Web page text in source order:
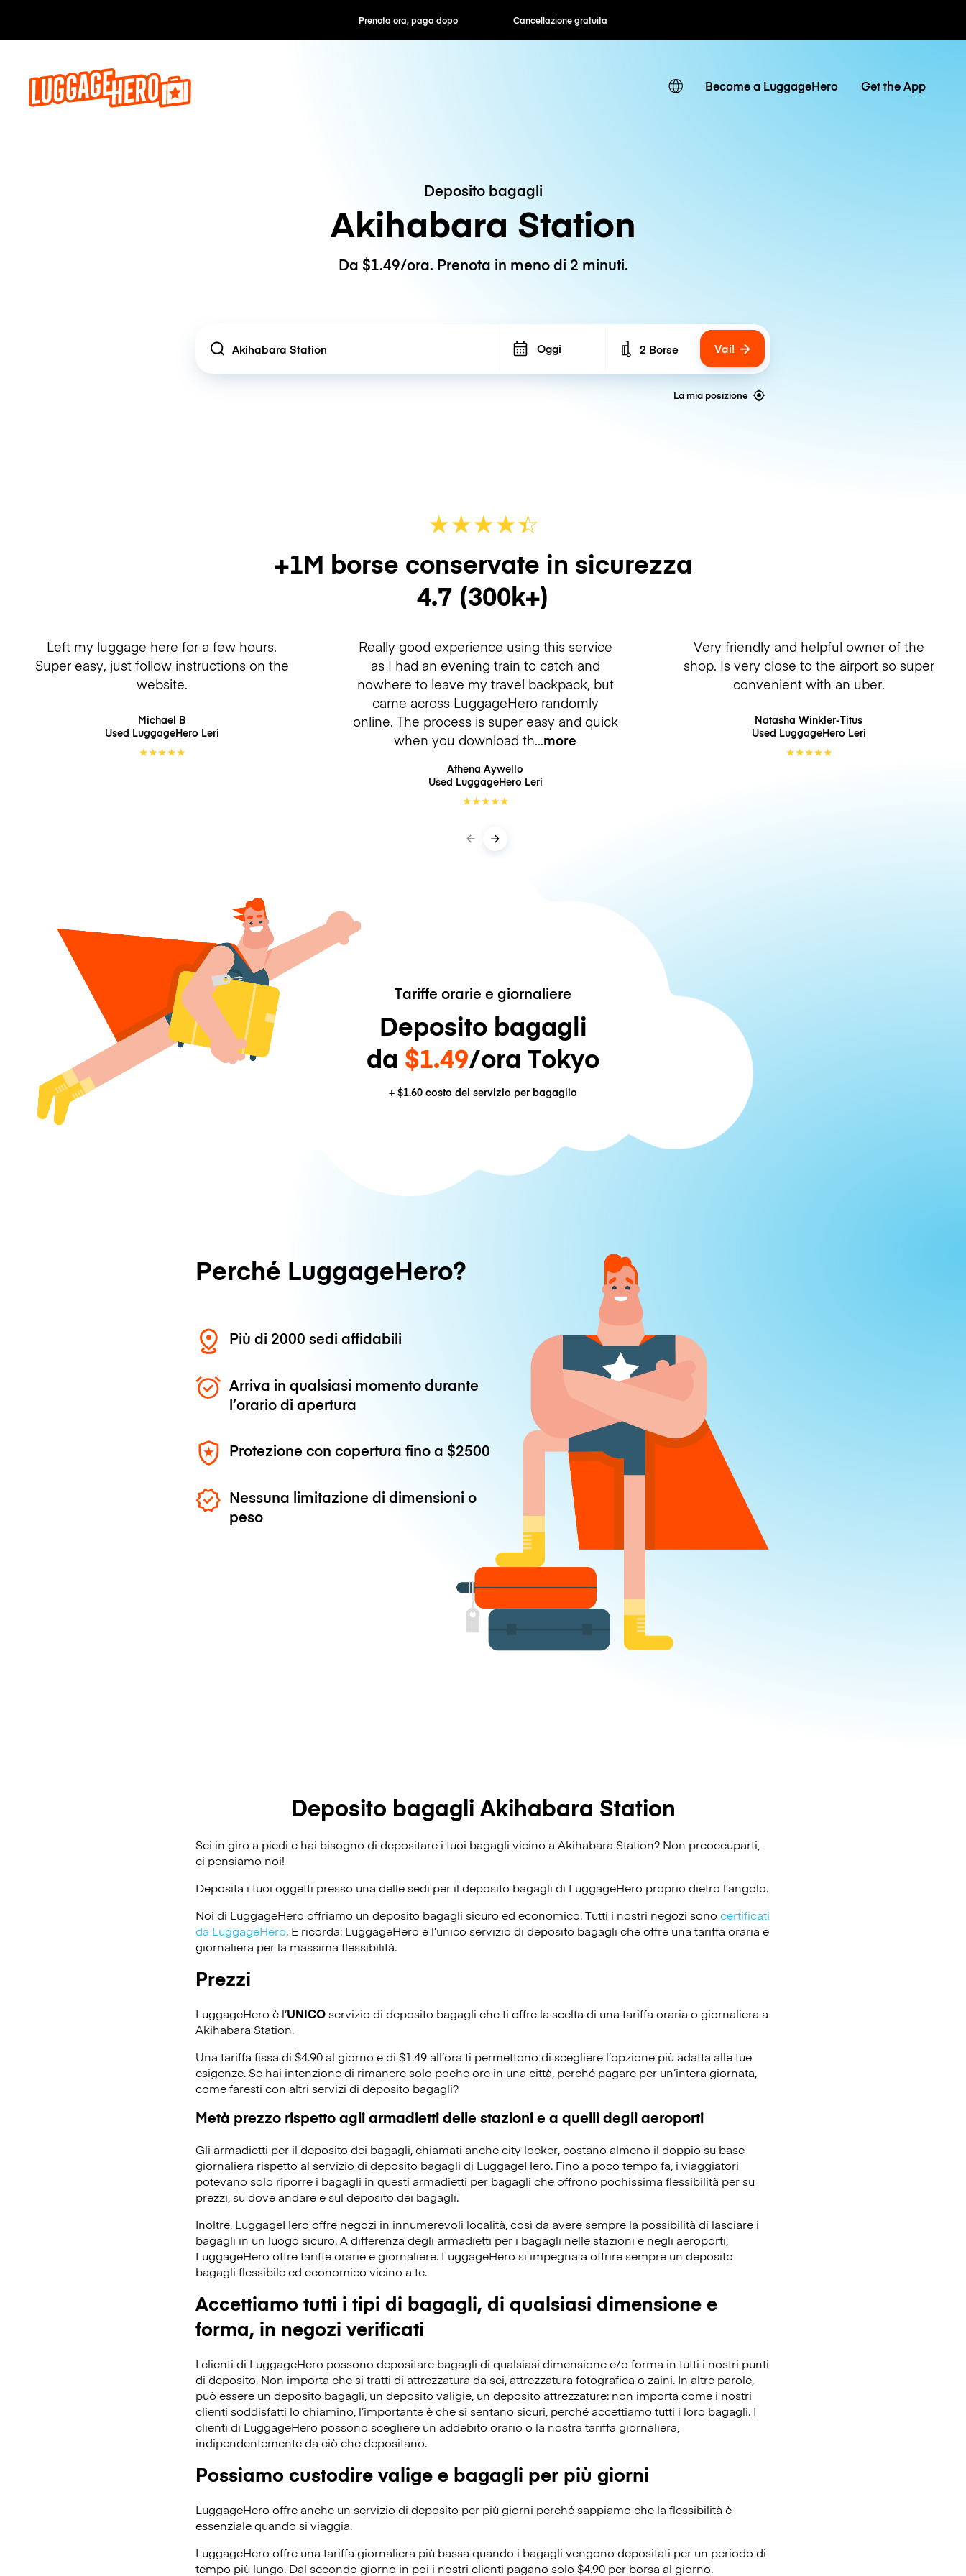
Prenota ora, paga dopo Cancellazione gratuita Tariffe orarie / giornaliere
Become a LuggageHero Get the App
Deposito bagagli
Akihabara Station
Da $1.49/ora. Prenota in meno di 2 minuti.
Location Oggi Number of bags
2 Borse Vai!
La mia posizione
★★★★☆
★
+1M borse conservate in sicurezza
4.7 (300k+)
Left my luggage here for a few hours.
Super easy, just follow instructions on the
website.
Michael B
Used LuggageHero Leri
★★★★★
Really good experience using this service
as I had an evening train to catch and
nowhere to leave my travel backpack, but
came across LuggageHero randomly
online. The process is super easy and quick
when you download th more
Athena Aywello
Used LuggageHero Leri
★★★★★
Very friendly and helpful owner of the
shop. Is very close to the airport so super
convenient with an uber.
Natasha Winkler-Titus
Used LuggageHero Leri
★★★★★
Tariffe orarie e giornaliere
Deposito bagagli
da $1.49/ora Tokyo
+ $1.60 costo del servizio per bagaglio
Perché LuggageHero?
Più di 2000 sedi affidabili
Arriva in qualsiasi momento durante
l’orario di apertura
Protezione con copertura fino a$2500
Nessuna limitazione di dimensioni o
peso
Deposito bagagli Akihabara Station
Sei in giro a piedi e hai bisogno di depositare i tuoi bagagli vicino a Akihabara Station? Non preoccuparti,
ci pensiamo noi!
Deposita i tuoi oggetti presso una delle sedi per il deposito bagagli di LuggageHero proprio dietro l’angolo.
Noi di LuggageHero offriamo un deposito bagagli sicuro ed economico. Tutti i nostri negozi sono certificati
da LuggageHero. E ricorda: LuggageHero è l’unico servizio di deposito bagagli che offre una tariffa oraria e
giornaliera per la massima flessibilità.
Prezzi
LuggageHero è l’UNICOservizio di deposito bagagli che ti offre la scelta di una tariffa oraria o giornaliera a
Akihabara Station.
Una tariffa fissa di $4.90 al giorno e di $1.49 all’ora ti permettono di scegliere l’opzione più adatta alle tue
esigenze. Se hai intenzione di rimanere solo poche ore in una città, perché pagare per un’intera giornata,
come faresti con altri servizi di deposito bagagli?
Metà prezzo rispetto agli armadietti delle stazioni e a quelli degli aeroporti
Gli armadietti per il deposito dei bagagli, chiamati anche city locker, costano almeno il doppio su base
giornaliera rispetto al servizio di deposito bagagli di LuggageHero. Fino a poco tempo fa, i viaggiatori
potevano solo riporre i bagagli in questi armadietti per bagagli che offrono pochissima flessibilità per su
prezzi, su dove andare e sul deposito dei bagagli.
Inoltre, LuggageHero offre negozi in innumerevoli località, così da avere sempre la possibilità di lasciare i
bagagli in un luogo sicuro. A differenza degli armadietti per i bagagli nelle stazioni e negli aeroporti,
LuggageHero offre tariffe orarie e giornaliere. LuggageHero si impegna a offrire sempre un deposito
bagagli flessibile ed economico vicino a te.
Accettiamo tutti i tipi di bagagli, di qualsiasi dimensione e
forma, in negozi verificati
I clienti di LuggageHero possono depositare bagagli di qualsiasi dimensione e/o forma in tutti i nostri punti
di deposito. Non importa che si tratti di attrezzatura da sci, attrezzatura fotografica o zaini. In altre parole,
può essere un deposito bagagli, un deposito valigie, un deposito attrezzature: non importa come i nostri
clienti soddisfatti lo chiamino, l’importante è che si sentano sicuri, perché accettiamo tutti i loro bagagli. I
clienti di LuggageHero possono scegliere un addebito orario o la nostra tariffa giornaliera,
indipendentemente da ciò che depositano.
Possiamo custodire valige e bagagli per più giorni
LuggageHero offre anche un servizio di deposito per più giorni perché sappiamo che la flessibilità è
essenziale quando si viaggia.
LuggageHero offre una tariffa giornaliera più bassa quando i bagagli vengono depositati per un periodo di
tempo più lungo. Dal secondo giorno in poi i nostri clienti pagano solo $4.90 per borsa al giorno.